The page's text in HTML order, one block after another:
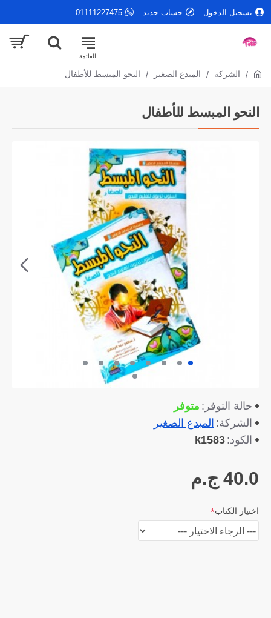
تسجيل الدخول حساب جديد 01111227475
الشركة المبدع الصغير النحو المبسط للأطفال
النحو المبسط للأطفال
حالة التوفر: متوفر
الشركة: المبدع الصغير
الكود: k1583
40.0 ج.م
اختيار الكتاب